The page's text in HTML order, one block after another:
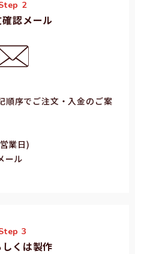
2
確認メール
順序でご注⽂・⼊⾦のご案
業⽇)
ール
3
くは製作